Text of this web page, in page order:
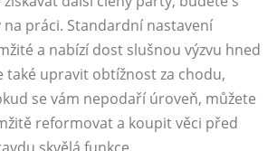
práci. Standardní nastavení
a nabízí dost slušnou výzvu hned
také upravit obtížnost za chodu,
se vám nepodaří úroveň, můžete
reformovat a koupit věci před